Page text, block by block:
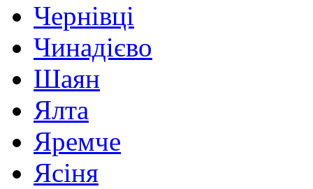
Чернівці
Чинадієво
Шаян
Ялта
Яремче
Ясіня